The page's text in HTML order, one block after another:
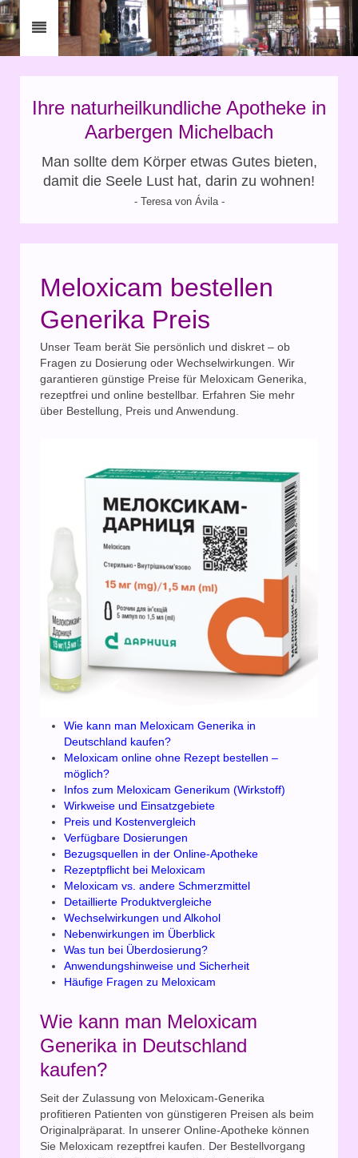
Ihre naturheilkundliche Apotheke in
Aarbergen Michelbach
Man sollte dem Körper etwas Gutes bieten,
damit die Seele Lust hat, darin zu wohnen!
- Teresa von Ávila -
Meloxicam bestellen
Generika Preis
Unser Team berät Sie persönlich und diskret – ob
Fragen zu Dosierung oder Wechselwirkungen. Wir
garantieren günstige Preise für Meloxicam Generika,
rezeptfrei und online bestellbar. Erfahren Sie mehr
über Bestellung, Preis und Anwendung.
Wie kann man Meloxicam Generika in
Deutschland kaufen?
Meloxicam online ohne Rezept bestellen –
möglich?
Infos zum Meloxicam Generikum (Wirkstoff)
Wirkweise und Einsatzgebiete
Preis und Kostenvergleich
Verfügbare Dosierungen
Bezugsquellen in der Online-Apotheke
Rezeptpflicht bei Meloxicam
Meloxicam vs. andere Schmerzmittel
Detaillierte Produktvergleiche
Wechselwirkungen und Alkohol
Nebenwirkungen im Überblick
Was tun bei Überdosierung?
Anwendungshinweise und Sicherheit
Häufige Fragen zu Meloxicam
Wie kann man Meloxicam
Generika in Deutschland
kaufen?
Seit der Zulassung von Meloxicam-Generika
profitieren Patienten von günstigeren Preisen als beim
Originalpräparat. In unserer Online-Apotheke können
Sie Meloxicam rezeptfrei kaufen. Der Bestellvorgang